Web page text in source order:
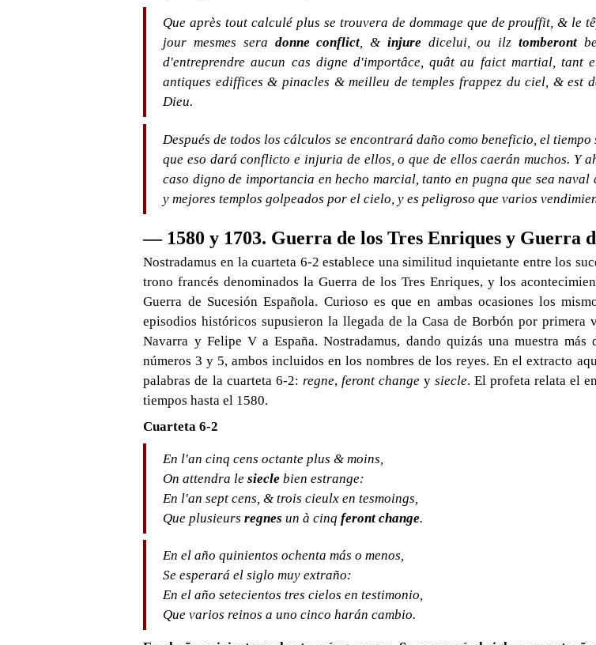
Que après tout calculé plus se trouvera de dommage que de prouffit, & le
jour mesmes sera donne conflict, & injure dicelui, ou ilz tomberont
d'entreprendre aucun cas digne d'importâce, quât au faict martial, tant
antiques ediffices & pinacles & meilleu de temples frappez du ciel, & est
Dieu.
Después de todos los cálculos se encontrará daño como beneficio, el
que eso dará conflicto e injuria de ellos, o que de ellos caerán muchos. Y
caso digno de importancia en hecho marcial, tanto en pugna que sea
y mejores templos golpeados por el cielo, y es peligroso que varios
— 1580 y 1703. Guerra de los Tres Enriques y Guerra
Nostradamus en la cuarteta 6-2 establece una similitud inquietante entre los
trono francés denominados la Guerra de los Tres Enriques, y los
Guerra de Sucesión Española. Curioso es que en ambas ocasiones los
episodios históricos supusieron la llegada de la Casa de Borbón por
Navarra y Felipe V a España. Nostradamus, dando quizás una muestra
números 3 y 5, ambos incluidos en los nombres de los reyes. En el extracto
palabras de la cuarteta 6-2: regne, feront changey siecle. El profeta relata el
tiempos hasta el 1580.
Cuarteta 6-2
En l'an cinq cens octante plus & moins,
On attendra lesiecle bien estrange:
En l'an sept cens, & trois cieulx en tesmoings,
Que plusieursregnes un à cinqferont change.
En el año quinientos ochenta más o menos,
Se esperará el siglo muy extraño:
En el año setecientos tres cielos en testimonio,
Que varios reinos a uno cinco harán cambio.